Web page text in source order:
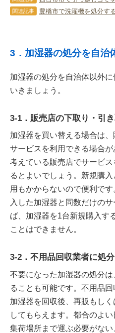
関連記事
3．加湿器の処分を自治
加湿器の処分を自治体以外
いきましょう。
3-1．販売店の下取り・引
加湿器を買い替える場合は
サービスを利用できる場合
考えている販売店でサービ
るとよいでしょう。新規購
用もかからないので便利で
入した加湿器と同数だけの
ば、加湿器を1台新規購入す
ことはできません。
3-2．不用品回収業者に処
不要になった加湿器の処分
ることも可能です。不用品
加湿器を回収後、再販もし
してもらえます。都合のよ
集荷場所まで運ぶ必要がな